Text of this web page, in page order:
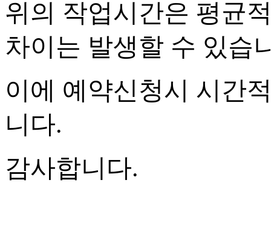
위의 작업시간은 평균
차이는 발생할 수 있습
이에 예약신청시 시간
니다.
감사합니다.